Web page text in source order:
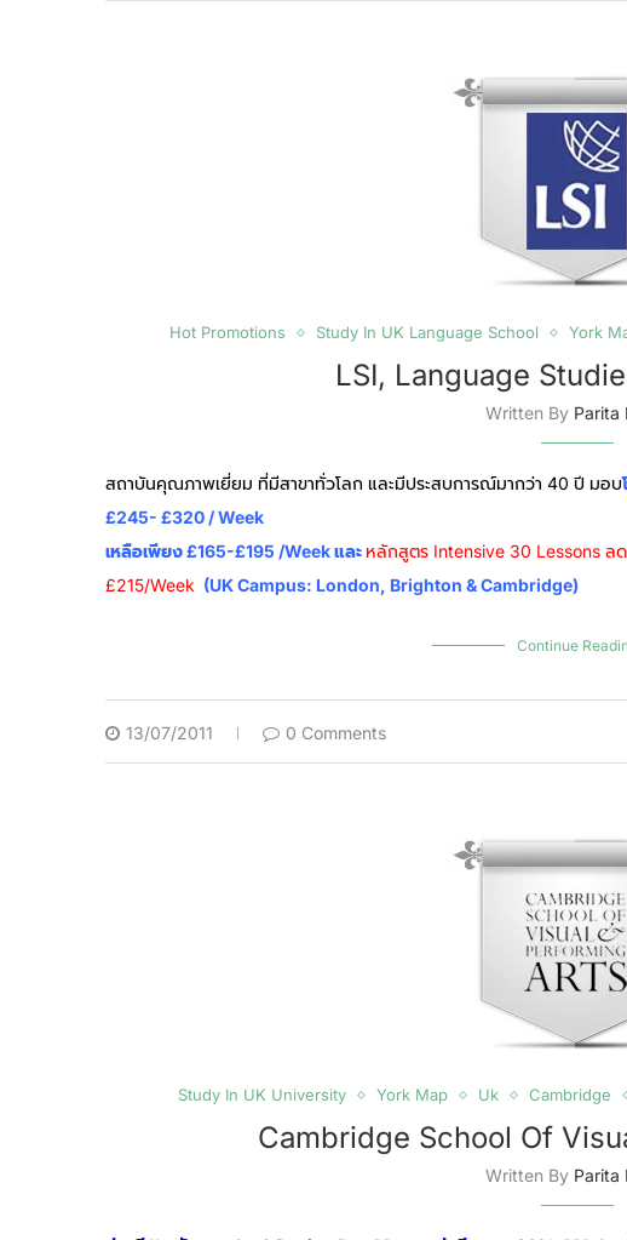
Hot Promotions Study In UK Language School York
LSI, Language
Written By Parita
สถาบันคุณภาพเยี่ยม ที่มีสาขาทั่วโลก และมีประสบการณ์มากว่า 40 ปี มอบ
£245- £320 / Week
เหลือเพียง £165-£195 /week และหลักสูตร Intensive 30 Lessons ล
£215/week (UK Campus: London, Brighton & Cambridge)
Continue
13/07/2011 0 Comments
Study In UK University York Map Uk Cambridge
Cambridge School Of
Written By Parita